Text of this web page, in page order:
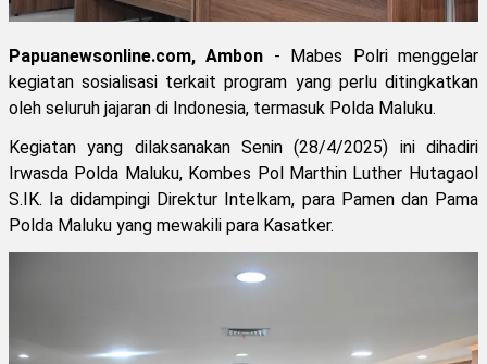
Papuanewsonline.com, Ambon - Mabes Polri menggelar
kegiatan sosialisasi terkait program yang perlu ditingkatkan
oleh seluruh jajaran di Indonesia, termasuk Polda Maluku.
Kegiatan yang dilaksanakan Senin (28/4/2025) ini dihadiri
Irwasda Polda Maluku, Kombes Pol Marthin Luther Hutagaol
S.IK. Ia didampingi Direktur Intelkam, para Pamen dan Pama
Polda Maluku yang mewakili para Kasatker.